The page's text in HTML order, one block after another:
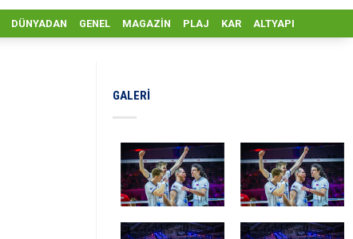
DÜNYADAN GENEL MAGAZIN PLAJ KAR ALTYAPI
GALERI